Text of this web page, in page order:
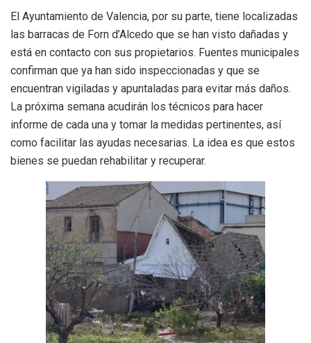
El Ayuntamiento de Valencia, por su parte, tiene localizadas
las barracas de Forn d’Alcedo que se han visto dañadas y
está en contacto con sus propietarios. Fuentes municipales
confirman que ya han sido inspeccionadas y que se
encuentran vigiladas y apuntaladas para evitar más daños.
La próxima semana acudirán los técnicos para hacer
informe de cada una y tomar la medidas pertinentes, así
como facilitar las ayudas necesarias. La idea es que estos
bienes se puedan rehabilitar y recuperar.